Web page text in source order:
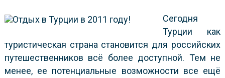
Сегодня
Турции как
туристическая страна становится для российских
путешественников всё более доступной. Тем не
менее, ее потенциальные возможности все ещё